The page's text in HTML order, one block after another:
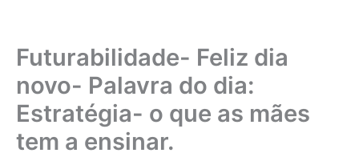
Futurabilidade- Feliz dia
novo- Palavra do dia:
Estratégia- o que as mães
tem a ensinar.